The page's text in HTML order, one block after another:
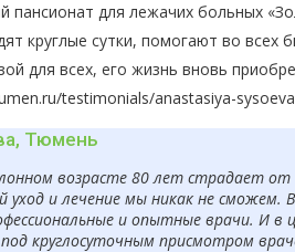
пансионат для лежачих больных
круглые сутки, помогают во
для всех, его жизнь вновь
testimonials/anastasiya-
Тюмень
возрасте 80 лет страдает от
уход и лечение мы никак не
и опытные врачи. И в
круглосуточным присмотром